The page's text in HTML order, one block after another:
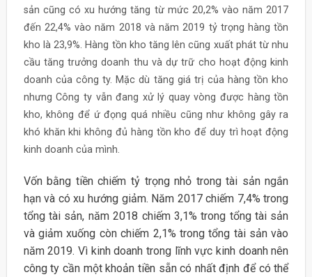
sản cũng có xu hướng tăng từ mức 20,2% vào năm 2017
đến 22,4% vào năm 2018 và năm 2019 tỷ trọng hàng tồn
kho là 23,9%. Hàng tồn kho tăng lên cũng xuất phát từ nhu
cầu tăng trưởng doanh thu và dự trữ cho hoạt động kinh
doanh của công ty. Mặc dù tăng giá trị của hàng tồn kho
nhưng Công ty vẫn đang xử lý quay vòng được hàng tồn
kho, không để ứ đọng quá nhiều cũng như không gây ra
khó khăn khi không đủ hàng tồn kho để duy trì hoạt động
kinh doanh của mình.
Vốn bằng tiền chiếm tỷ trọng nhỏ trong tài sản ngắn
hạn và có xu hướng giảm. Năm 2017 chiếm 7,4% trong
tổng tài sản, năm 2018 chiếm 3,1% trong tổng tài sản
và giảm xuống còn chiếm 2,1% trong tổng tài sản vào
năm 2019. Vì kinh doanh trong lĩnh vực kinh doanh nên
công ty cần một khoản tiền sẵn có nhất định để có thể